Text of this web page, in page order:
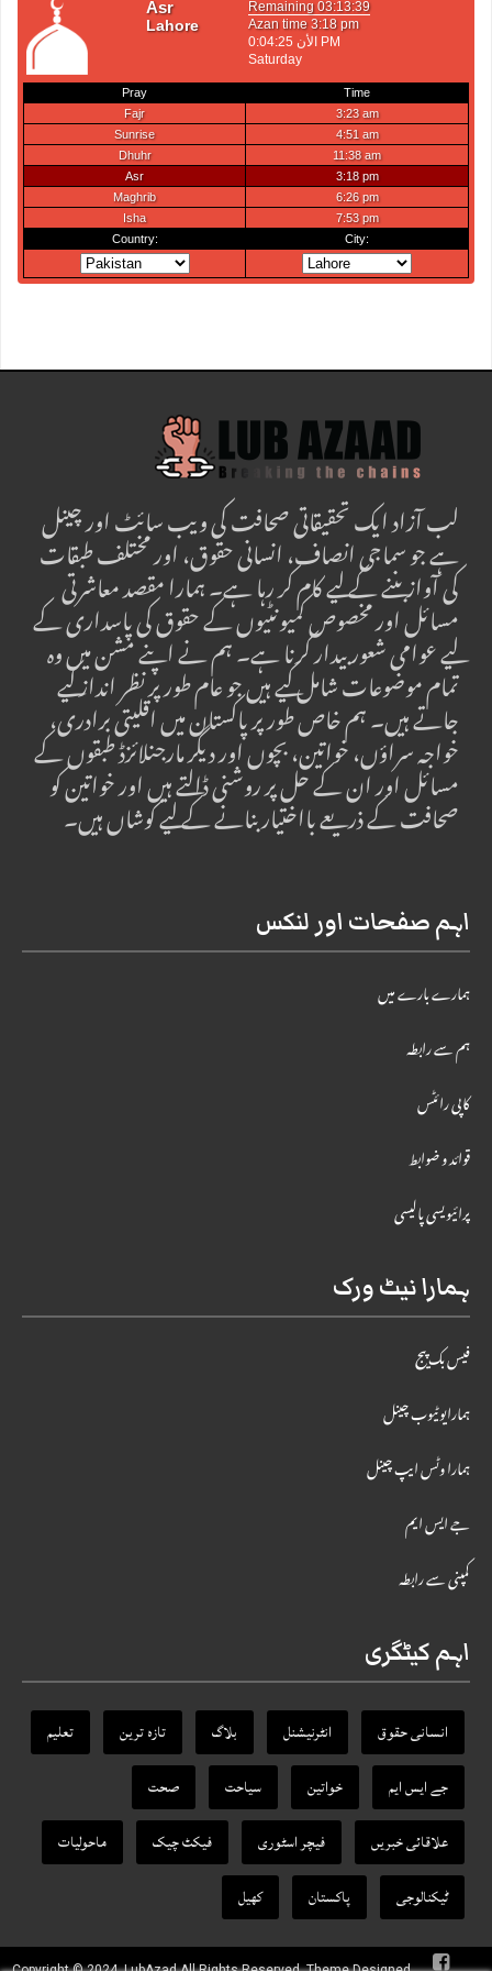
لب آزاد ایک تحقیقاتی صحافت کی ویب سائٹ اور چینل
ہے جو سماجی انصاف، انسانی حقوق، اور مختلف طبقات
کی آواز بننے کے لیے کام کر رہا ہے۔ ہمارا مقصد معاشرتی
مسائل اور مخصوص کمیونٹیوں کے حقوق کی پاسداری کے
لیے عوامی شعور بیدار کرنا ہے۔ ہم نے اپنے مشن میں وہ
تمام موضوعات شامل کیے ہیں جو عام طور پر نظر انداز کیے
جاتے ہیں۔ ہم خاص طور پر پاکستان میں اقلیتی برادری،
خواجہ سراؤں، خواتین، بچوں اور دیگر مارجنلائزڈ طبقوں کے
مسائل اور ان کے حل پر روشنی ڈالتے ہیں اور خواتین کو
صحافت کے ذریعے بااختیار بنانے کے لیے کوشاں ہیں۔
اہم صفحات اور لنکس
ہمارے بارے میں
ہم سے رابطہ
کاپی رائٹس
قوائد و ضوابط
پرائیویسی پالیسی
ہمارا نیٹ ورک
فیس بک پیج
ہمارایوٹیوب چینل
ہمارا وٹس ایپ چینل
جے ایس ایم
کمپنی سے رابطہ
اہم کیٹگری
انسانی حقوق انٹرنیشنل بلاگ تازہ ترین
تعلیم
جے ایس ایم
خواتین سیاحت
صحت
علاقائی خبریں
فیچر اسٹوری فیکٹ‌ چیک
ماحولیات
ٹیکنالوجی
پاکستان کھیل